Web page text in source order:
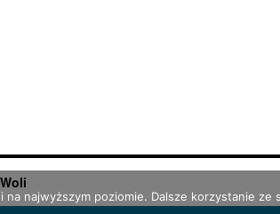
najwyższym poziomie. Dalsze korzystanie